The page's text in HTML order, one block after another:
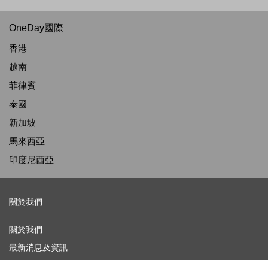
OneDay國際
香港
越南
菲律賓
泰國
新加坡
馬來西亞
印度尼西亞
關於我們
關於我們
最新消息及資訊